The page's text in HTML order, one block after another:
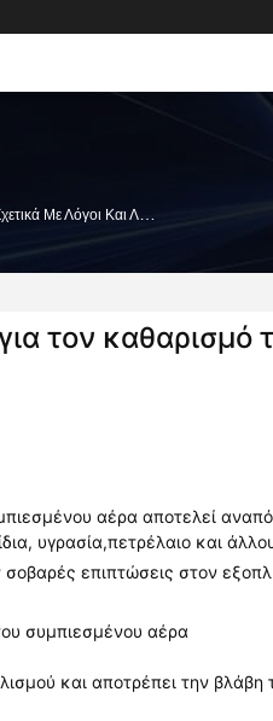
Για Τον Καθαρισμό Του Συμπιεσμένου Αέρα
τον
αέρα αποτελεί
υγρασία,πετρέλαιο και
επιπτώσεις στον
συμπιεσμένου αέρα
και αποτρέπει την βλάβη